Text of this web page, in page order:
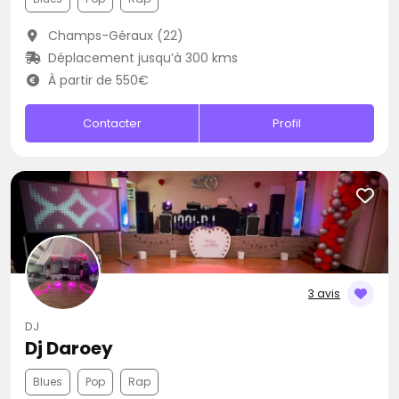
Champs-Géraux (22)
Déplacement jusqu’à 300 kms
À partir de 550€
Contacter Profil
3 avis
DJ
Dj Daroey
Blues Pop Rap